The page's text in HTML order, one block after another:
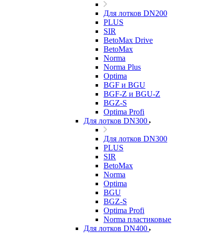
Для лотков DN200
PLUS
SIR
BetoMax Drive
BetoMax
Norma
Norma Plus
Optima
BGF и BGU
BGF-Z и BGU-Z
BGZ-S
Optima Profi
Для лотков DN300
Для лотков DN300
PLUS
SIR
BetoMax
Norma
Optima
BGU
BGZ-S
Optima Profi
Norma пластиковые
Для лотков DN400